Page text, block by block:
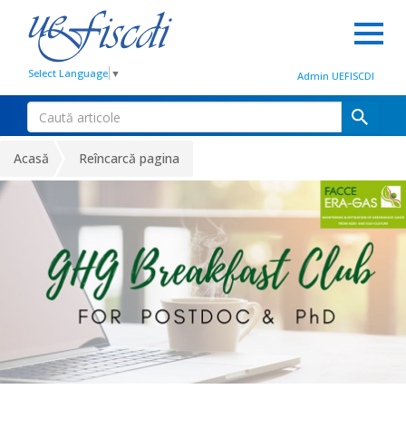
Select Language ▼ Admin UEFISCDI
Acasă Reîncarcă pagina